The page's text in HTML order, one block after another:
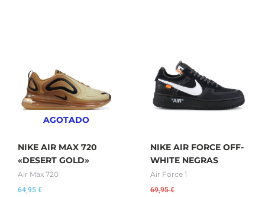
AGOTADO
NIKE AIR MAX 720
«DESERT GOLD»
Air Max 720
64,95 €
NIKE AIR FORCE OFF-
WHITE NEGRAS
Air Force 1
69,95€